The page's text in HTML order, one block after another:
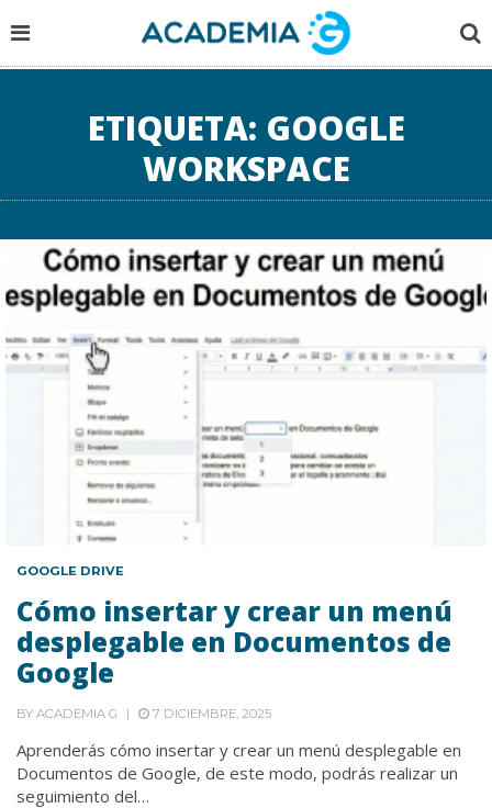
ETIQUETA: GOOGLE
WORKSPACE
GOOGLE DRIVE
Cómo insertar y crear un menú
desplegable en Documentos de
Google
BY ACADEMIA G 7 DICIEMBRE, 2025
Aprenderás cómo insertar y crear un menú desplegable en
Documentos de Google, de este modo, podrás realizar un
seguimiento del…